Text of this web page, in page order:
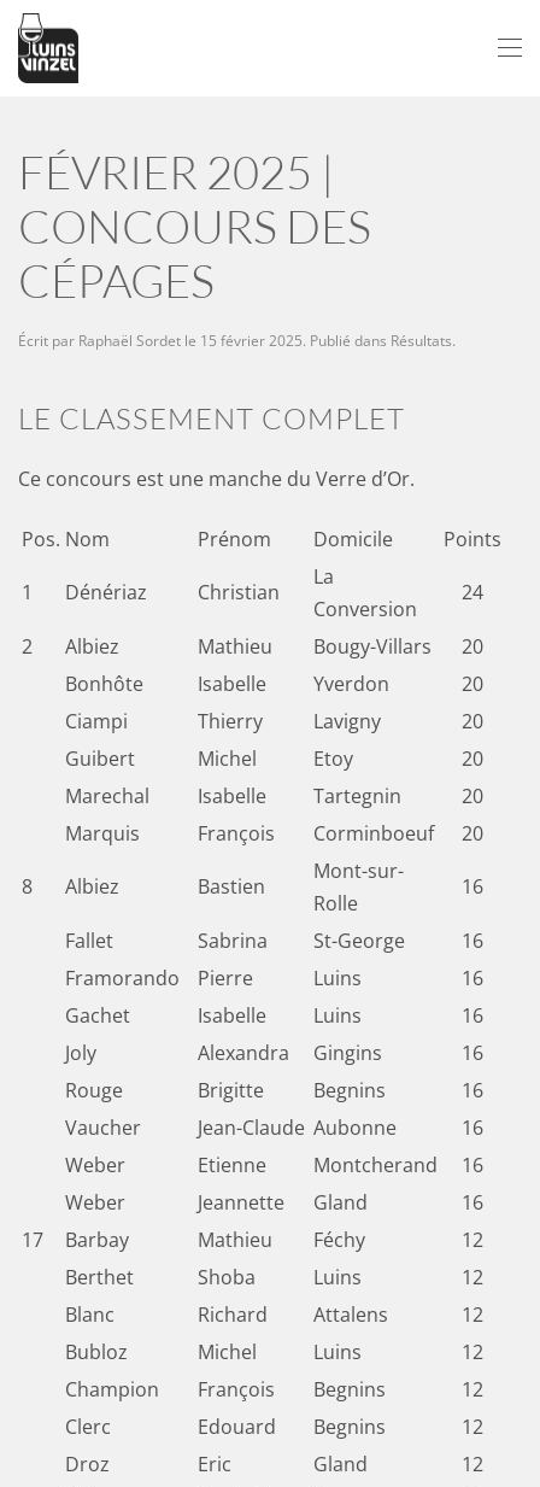
Passer au contenu principal
FÉVRIER 2025 |
CONCOURS DES
CÉPAGES
Écrit par Raphaël Sordet le 15 février 2025. Publié dans Résultats.
LE CLASSEMENT COMPLET
Ce concours est une manche du Verre d’Or.
Pos. Nom Prénom Domicile
Points
1
Dénériaz Christian
La
Conversion
24
2 Albiez Mathieu Bougy-Villars
20
Bonhôte
Isabelle Yverdon
20
Ciampi
Thierry Lavigny
20
Guibert
Michel Etoy
20
Marechal
Isabelle Tartegnin
20
Marquis
François Corminboeuf
20
8
Albiez Bastien
Mont-sur-
Rolle
16
Fallet Sabrina St-George
16
Framorando
Pierre Luins
16
Gachet
Isabelle Luins
16
Joly
Alexandra Gingins
16
Rouge
Brigitte Begnins
16
Vaucher
Jean-Claude Aubonne
16
Weber
Etienne Montcherand
16
Weber
Jeannette Gland
16
17
Barbay Mathieu Féchy
12
Berthet
Shoba Luins
12
Blanc
Richard Attalens
12
Bubloz
Michel Luins
12
Champion
François Begnins
12
Clerc
Edouard Begnins
12
Droz
Eric Gland
12